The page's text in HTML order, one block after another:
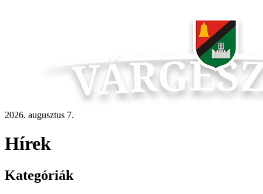
2026. augusztus 7.
Hírek
Kategóriák